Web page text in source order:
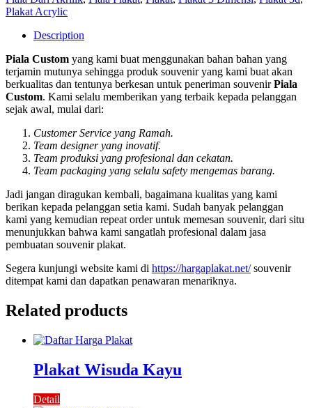
Plakat Acrylic
Description
Piala Custom yang kami buat menggunakan bahan bahan yang
terjamin mutunya sehingga produk souvenir yang kami buat akan
berkualitas dan tentunya berkesan untuk peneriman souvenirPiala
Custom. Kami selalu memberikan yang terbaik kepada pelanggan
sejak awal, mulai dari:
Customer Service yang Ramah.
Team designer yang inovatif.
Team produksi yang profesional dan cekatan.
Team packaging yang selalu safety mengemas barang.
Jadi jangan diragukan kembali, bagaimana kualitas yang kami
berikan kepada pelanggan setia kami. Sudah banyak pelanggan
kami yang kemudian repeat order untuk memesan souvenir, dari situ
menunjukkan bahwa kami sangatlah profesional dalam jasa
pembuatan souvenir plakat.
Segera kunjungi website kami di https://hargaplakat.net/souvenir
ditempat kami dan dapatkan penawaran menariknya.
Related products
Plakat Wisuda Kayu
Detail